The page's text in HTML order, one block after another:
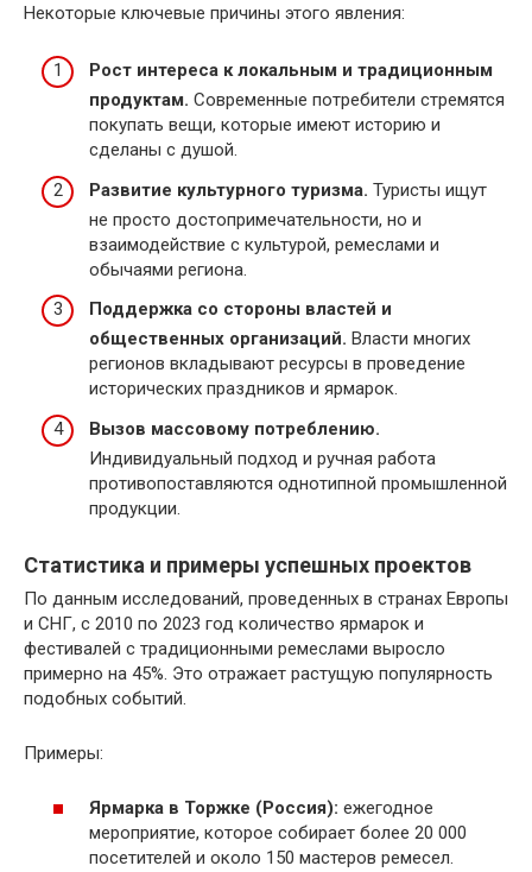
Некоторые ключевые причины этого явления:
Рост интереса к локальным и традиционным
продуктам. Современные потребители стремятся
покупать вещи, которые имеют историю и
сделаны с душой.
Развитие культурного туризма. Туристы ищут
не просто достопримечательности, но и
взаимодействие с культурой, ремеслами и
обычаями региона.
Поддержка со стороны властей и
общественных организаций. Власти многих
регионов вкладывают ресурсы в проведение
исторических праздников и ярмарок.
Вызов массовому потреблению.
Индивидуальный подход и ручная работа
противопоставляются однотипной промышленной
продукции.
Статистика и примеры успешных проектов
По данным исследований, проведенных в странах Европы
и СНГ, с 2010 по 2023 год количество ярмарок и
фестивалей с традиционными ремеслами выросло
примерно на 45%. Это отражает растущую популярность
подобных событий.
Примеры:
Ярмарка в Торжке (Россия): ежегодное
мероприятие, которое собирает более 20 000
посетителей и около 150 мастеров ремесел.